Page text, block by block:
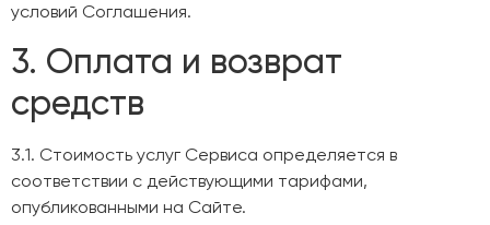
условий Соглашения.
3. Оплата и возврат
средств
3.1. Стоимость услуг Сервиса определяется в
соответствии с действующими тарифами,
опубликованными на Сайте.